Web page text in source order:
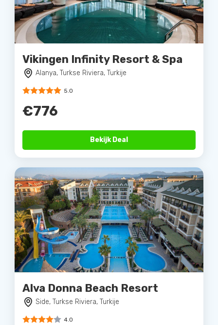
Vikingen Infinity Resort & Spa
Alanya, Turkse Riviera, Turkije
5.0
€776
Bekijk Deal
Alva Donna Beach Resort
Side, Turkse Riviera, Turkije
4.0